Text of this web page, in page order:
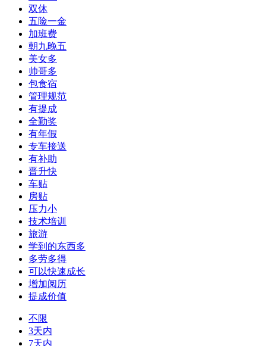
双休
五险一金
加班费
朝九晚五
美女多
帅哥多
包食宿
管理规范
有提成
全勤奖
有年假
专车接送
有补助
晋升快
车贴
房贴
压力小
技术培训
旅游
学到的东西多
多劳多得
可以快速成长
增加阅历
提成价值
不限
3天内
7天内